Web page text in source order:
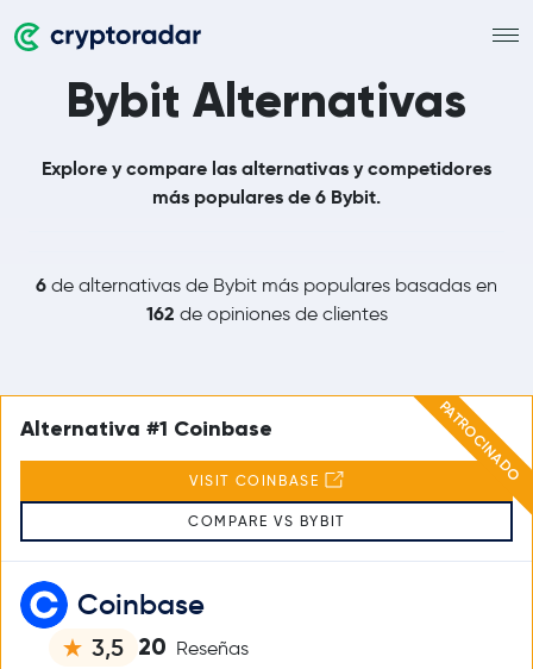
Bybit Alternativas
Explore y compare las alternativas y competidores
más populares de 6 Bybit.
6 de alternativas de Bybit más populares basadas en
162 de opiniones de clientes
PATROCINADO
Coinbase
3,5 20 Reseñas
Alternativa #1 Coinbase
VISIT COINBASE
COMPARE VS BYBIT